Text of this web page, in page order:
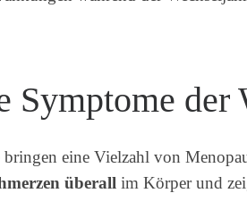
Symptome der
bringen eine Vielzahl von
überall im Körper und